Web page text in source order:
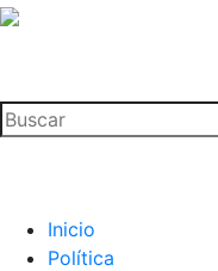
La
Buitre
Inicio
Política